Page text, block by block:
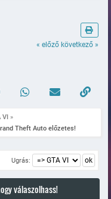
« előző következő »
VI »
Theft Auto előzetes!
Ugrás:
válaszolhass!